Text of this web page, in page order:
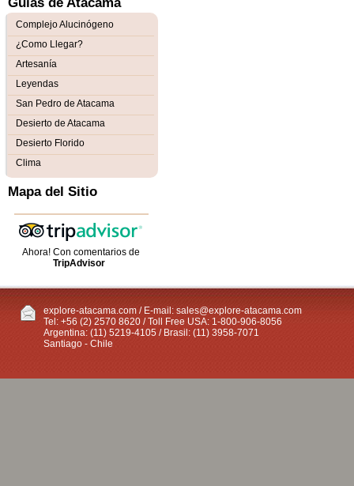
Complejo Alucinógeno
¿Como Llegar?
Artesanía
Leyendas
San Pedro de Atacama
Desierto de Atacama
Desierto Florido
Clima
Mapa del Sitio
Ahora! Con comentarios de
TripAdvisor
explore-atacama.com / E-mail: sales@explore-atacama.com
Tel: +56 (2) 2570 8620 / Toll Free USA: 1-800-906-8056
Argentina: (11) 5219-4105 / Brasil: (11) 3958-7071
Santiago - Chile